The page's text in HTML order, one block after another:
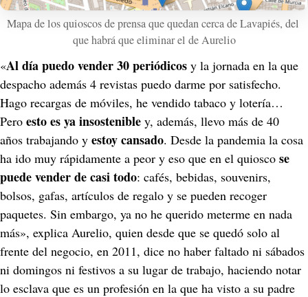
Mapa de los quioscos de prensa que quedan cerca de Lavapiés, del
que habrá que eliminar el de Aurelio
«Al día puedo vender 30 periódicos y la jornada en la que
despacho además 4 revistas puedo darme por satisfecho.
Hago recargas de móviles, he vendido tabaco y lotería…
Pero esto es ya insostenible y, además, llevo más de 40
años trabajando y estoy cansado. Desde la pandemia la cosa
ha ido muy rápidamente a peor y eso que en el quiosco se
puede vender de casi todo: cafés, bebidas, souvenirs,
bolsos, gafas, artículos de regalo y se pueden recoger
paquetes. Sin embargo, ya no he querido meterme en nada
más», explica Aurelio, quien desde que se quedó solo al
frente del negocio, en 2011, dice no haber faltado ni sábados
ni domingos ni festivos a su lugar de trabajo, haciendo notar
lo esclava que es un profesión en la que ha visto a su padre